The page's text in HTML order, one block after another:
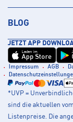
BLOG
JETZT APP
Laden im
App Store
Impressum AGB
*UVP =
sind die aktuellen
Listenpreise. Die